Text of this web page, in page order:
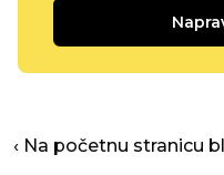
‹ Na početnu stranicu